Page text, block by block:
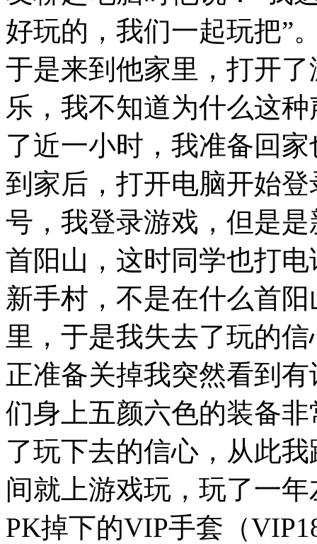
好玩的，我们一起玩把”
于是来到他家里，打开
乐，我不知道为什么这
了近一小时，我准备回
到家后，打开电脑开始
号，我登录游戏，但是
首阳山，这时同学也打
新手村，不是在什么首
里，于是我失去了玩的
正准备关掉我突然看到
们身上五颜六色的装备
了玩下去的信心，从此
间就上游戏玩，玩了一
PK掉下的VIP手套（